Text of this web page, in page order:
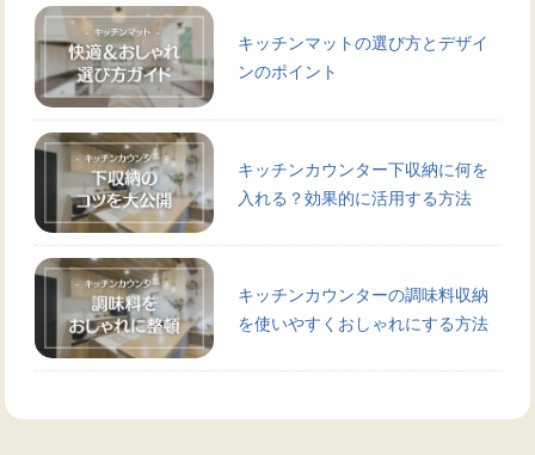
キッチンマットの選び方とデザイ
ンのポイント
キッチンカウンター下収納に何を
入れる？効果的に活用する方法
キッチンカウンターの調味料収納
を使いやすくおしゃれにする方法